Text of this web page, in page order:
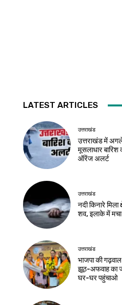
LATEST ARTICLES
उत्तराखंड
उत्तराखंड में
मूसलाधार
ऑरेंज अलर्ट
उत्तराखंड
नदी किनारे
शव, इलाके में
उत्तराखंड
भाजपा की
झूठ-अफवाह का
घर-घर पहुंचाओ